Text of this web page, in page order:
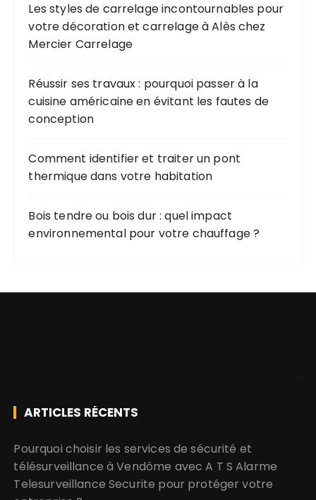
Les styles de carrelage incontournables pour
votre décoration et carrelage à Alès chez
Mercier Carrelage
Réussir ses travaux : pourquoi passer à la
cuisine américaine en évitant les fautes de
conception
Comment identifier et traiter un pont
thermique dans votre habitation
Bois tendre ou bois dur : quel impact
environnemental pour votre chauffage ?
ARTICLES RÉCENTS
Pourquoi choisir les services de sécurité et
télésurveillance à Vendôme avec A T S Alarme
Telesurveillance Securite pour protéger votre